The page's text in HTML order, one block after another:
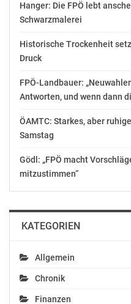
Kreislauf-System. Einen
COVID-19-Therapie
hat Prof. Thum,
Direktor des MHH-
gefunden. „Die neue
Forschung und dem
Atemwegsforschung
Pandemiebekämpfung,
Potenzial für die
Niedersachsen“, erklärt
Transfer und Translation
anwendungsorientierten
die biomedizinische
Niedersachsen TRAIN.
Hanger: Die FPÖ lebt
Schwarzmalerei
Historische Trockenheit
Druck
FPÖ-Landbauer:
Antworten, und wenn dann
ÖAMTC: Starkes, aber
Samstag
Gödl: „FPÖ macht
mitzustimmen“
KATEGORIEN
Allgemein
Chronik
Finanzen